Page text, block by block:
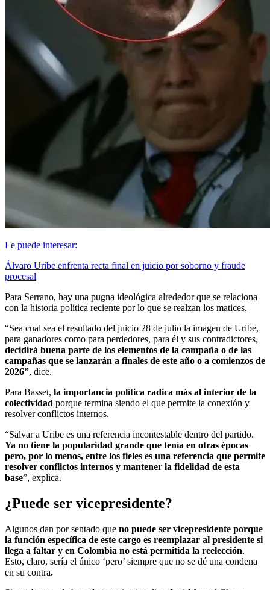
Le puede interesar:
Álvaro Uribe enfrenta recta final en juicio por soborno y fraude
procesal
Para Serrano, hay una pugna ideológica alrededor que se relaciona
con la historia política reciente por lo que se realzan los matices.
“Sea cual sea el resultado del juicio 28 de julio la imagen de Uribe,
para ganadores como para perdedores, para él y sus contradictores,
decidirá buena parte de los elementos de la campaña o de las
campañas que se lanzarán a finales de este año o a comienzos de
2026”, dice.
Para Basset, la importancia política radica más al interior de la
colectividad porque termina siendo el que permite la conexión y
resolver conflictos internos.
“Salvar a Uribe es una referencia incontestable dentro del partido.
Ya no tiene la popularidad grande que tenía en otras épocas
pero, por lo menos, entre los fieles es una referencia que permite
resolver conflictos internos y mantener la fidelidad de esta
base”, explica.
¿Puede ser vicepresidente?
Algunos dan por sentado que no puede ser vicepresidente porque
la función específica de este cargo es reemplazar al presidente si
llega a faltar y en Colombia no está permitida la reelección.
Esto, claro, sería el único ‘pero’ siempre que no se dé una condena
en su contra.